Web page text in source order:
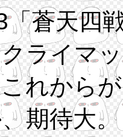
#33「蒼
ライマ
れから
期待大。